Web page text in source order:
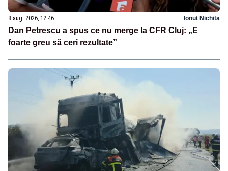
8 aug. 2026, 12:46 Ionuț Nichita
Dan Petrescu a spus ce nu merge la CFR Cluj: „E
foarte greu să ceri rezultate”